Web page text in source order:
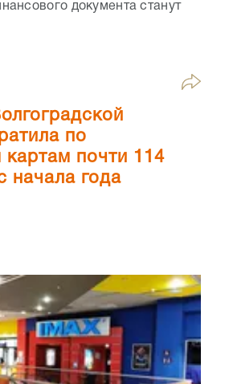
документа станут
по
картам почти 114
начала года